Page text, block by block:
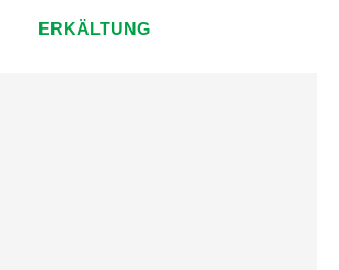
ERKÄLTUNG